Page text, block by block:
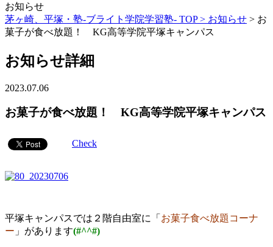
お知らせ
茅ヶ崎、平塚・塾-ブライト学院学習塾- TOP > お知らせ > お
菓子が食べ放題！ KG高等学院平塚キャンパス
お知らせ詳細
2023.07.06
お菓子が食べ放題！ KG高等学院平塚キャンパス
Check
平塚キャンパスでは２階自由室に「 お菓子食べ放題コーナ
ー 」があります(#^^#)